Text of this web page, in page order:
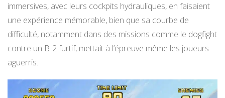
immersives, avec leurs cockpits hydrauliques, en faisaient
une expérience mémorable, bien que sa courbe de
difficulté, notamment dans des missions comme le dogfight
contre un B-2 furtif, mettait à l’épreuve même les joueurs
aguerris.